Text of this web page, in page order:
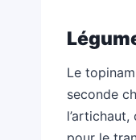
Le
seconde